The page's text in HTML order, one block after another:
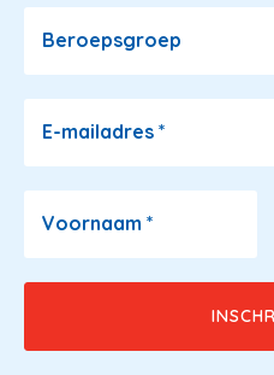
Beroepsgroep
E-mailadres *
Voornaam *